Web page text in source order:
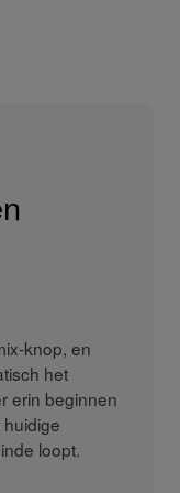
knop, en
het
erin beginnen
loopt.